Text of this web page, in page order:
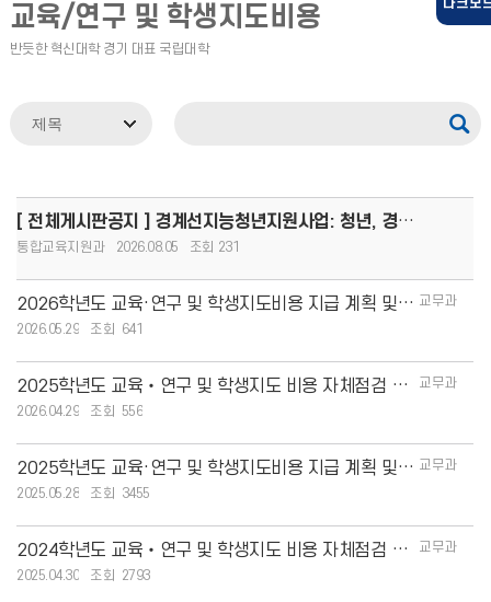
교육/연구 및 학생지도비용
[ 전체게시판공지 ] 경계선지능청년지원사업: 청년, 경계를 넘어 커리어 도약!(8.13.(목)까지 모집, 1인당
통합교육지원과 2026.08.05 231
2026학년도 교육·연구 및 학생지도비용 지급 계획 및 현황 교무과
2026.05.29
641
2025학년도 교육‧연구 및 학생지도 비용 자체점검 결과 안내
교무과
2026.04.29
556
2025학년도 교육·연구 및 학생지도비용 지급 계획 및 현황 교무과
2025.05.28
3455
2024학년도 교육‧연구 및 학생지도 비용 자체점검 결과 안내
교무과
2025.04.30
2793